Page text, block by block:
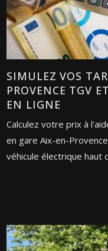
SIMULEZ VOS
PROVENCE TGV
EN LIGNE
Calculez votre prix à
en gare Aix-en-
véhicule électrique haut